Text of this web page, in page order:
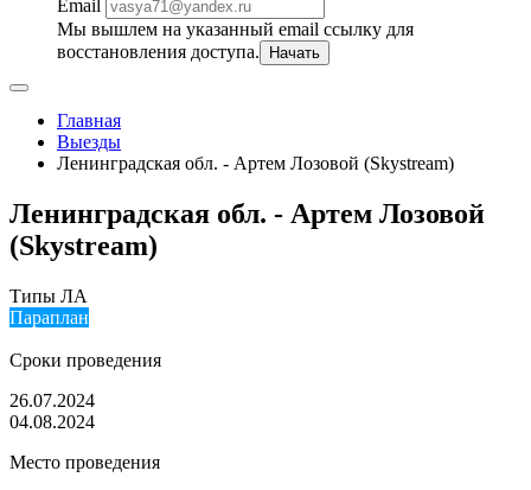
Email
Мы вышлем на указанный email ссылку для
восстановления доступа.
Начать
Главная
Выезды
Ленинградская обл. - Артем Лозовой (Skystream)
Ленинградская обл. - Артем Лозовой
(Skystream)
Типы ЛА
Параплан
Сроки проведения
26.07.2024
04.08.2024
Место проведения